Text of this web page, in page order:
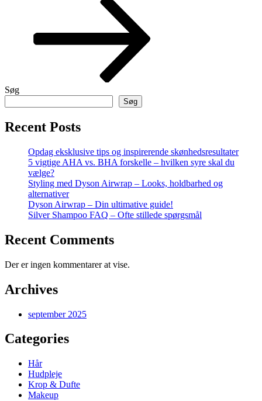
Søg
Søg
Recent Posts
Opdag eksklusive tips og inspirerende skønhedsresultater
5 vigtige AHA vs. BHA forskelle – hvilken syre skal du
vælge?
Styling med Dyson Airwrap – Looks, holdbarhed og
alternativer
Dyson Airwrap – Din ultimative guide!
Silver Shampoo FAQ – Ofte stillede spørgsmål
Recent Comments
Der er ingen kommentarer at vise.
Archives
september 2025
Categories
Hår
Hudpleje
Krop & Dufte
Makeup